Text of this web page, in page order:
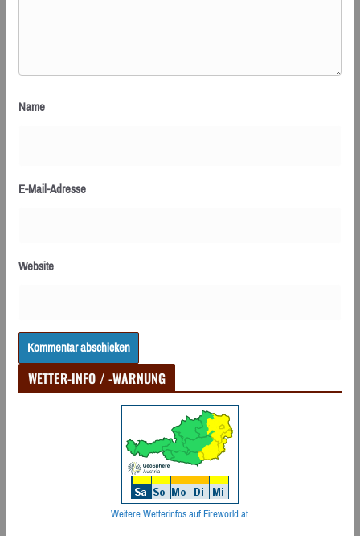
Name
E-Mail-Adresse
Website
WETTER-INFO / -WARNUNG
Weitere Wetterinfos auf Fireworld.at